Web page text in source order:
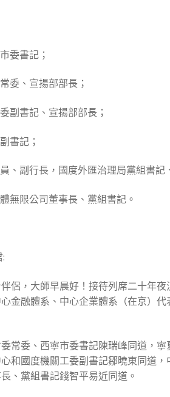
委書記；
委、宣揚部部長；
副書記、宣揚部部長；
書記；
、副行長，國度外匯治理局黨組書記
無限公司董事長、黨組書記。
侶，大師早晨好！接待列席二十年
金融體系、中心企業體系（在京）
常委、西寧市委書記陳瑞峰同道，
和國度機關工委副書記鄒曉東同道
、黨組書記錢智平易近同道。